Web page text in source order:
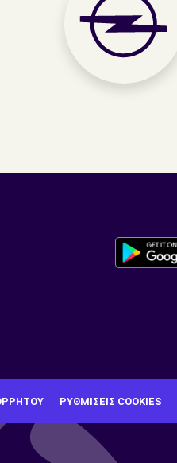
ΡΥΘΜΊΣΕΙΣ COOKIES